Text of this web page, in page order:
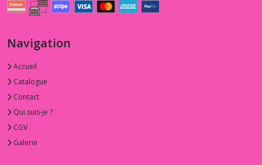
Navigation
Accueil
Catalogue
Contact
Qui suis-je ?
CGV
Galerie